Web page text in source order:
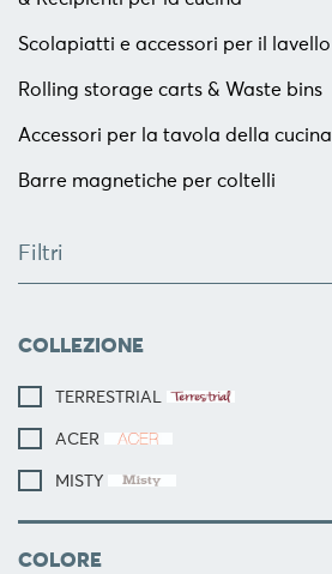
CUCINARE
UTENSILI
DA
ORGANIZZAZIONE
FOOD
DRINK
Scolapiatti e accessori per il lavello
Rolling storage carts & Waste bins
Accessori per la tavola della cucina
Barre magnetiche per coltelli
Filtri
COLLEZIONE
TERRESTRIAL
ACER
MISTY
COLORE